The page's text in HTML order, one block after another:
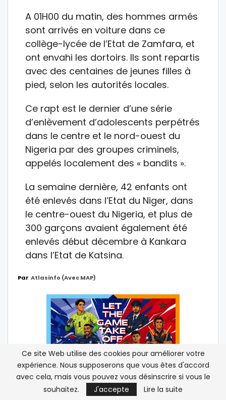
A 01H00 du matin, des hommes armés
sont arrivés en voiture dans ce
collège-lycée de l’Etat de Zamfara, et
ont envahi les dortoirs. Ils sont repartis
avec des centaines de jeunes filles à
pied, selon les autorités locales.
Ce rapt est le dernier d’une série
d’enlèvement d’adolescents perpétrés
dans le centre et le nord-ouest du
Nigeria par des groupes criminels,
appelés localement des « bandits ».
La semaine dernière, 42 enfants ont
été enlevés dans l’Etat du Niger, dans
le centre-ouest du Nigeria, et plus de
300 garçons avaient également été
enlevés début décembre à Kankara
dans l’Etat de Katsina.
Par Atlasinfo (avec MAP)
Ce site Web utilise des cookies pour améliorer votre
expérience. Nous supposerons que vous êtes d'accord
avec cela, mais vous pouvez vous désinscrire si vous le
souhaitez.
J'accepte Lire la suite